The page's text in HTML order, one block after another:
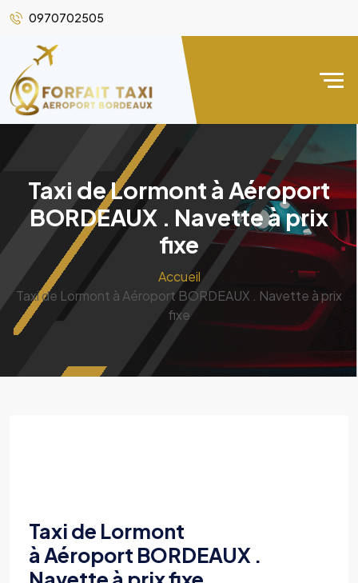
0970702505
Taxi de Lormont à Aéroport
BORDEAUX . Navette à prix
fixe
Accueil
Taxi de Lormont à Aéroport BORDEAUX . Navette à prix
fixe
Taxi de Lormont
à Aéroport BORDEAUX .